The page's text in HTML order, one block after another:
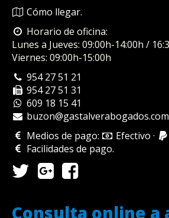
Cómo llegar.
Horario de oficina:
Lunes a Jueves: 09:00h-14:00h /
Viernes: 09:00h-15:00h
954 27 51 21
954 27 51 31
609 18 15 41
buzon@gastalverabogados.com
Medios de pago:
Efectivo ·
Facilidades de pago.
Consulta online a